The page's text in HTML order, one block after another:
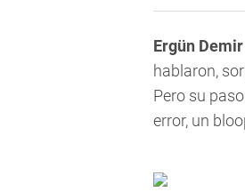
Ergün Demir
hablaron,
Pero su
error, un